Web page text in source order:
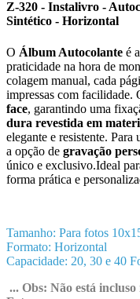
Z-320 - Instalivro -
Sintético - Horizontal
O Álbum Autocolante é
praticidade na hora de
colagem manual, cada
impressas com facilidade.
face, garantindo uma
dura revestida em
elegante e resistente.
a opção de gravação
único e exclusivo.Ideal
forma prática e
Tamanho: Para fotos
Formato: Horizontal
Capacidade: 20, 30 e 40
... Obs: Não está